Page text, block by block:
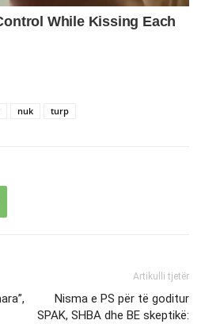
nuk turp
Artikulli tjetër
Nisma e PS për të goditur
SPAK, SHBA dhe BE skeptikë: